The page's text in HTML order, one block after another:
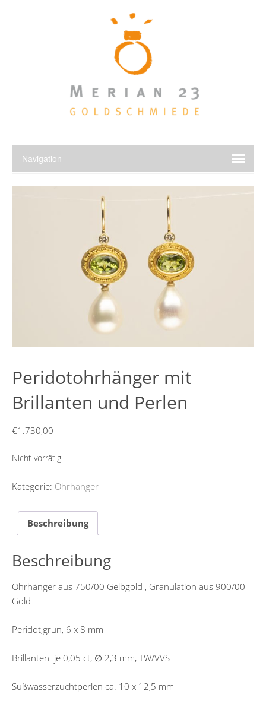
Peridotohrhänger mit
Brillanten und Perlen
€1.730,00
Nicht vorrätig
Kategorie: Ohrhänger
Beschreibung
Beschreibung
Ohrhänger aus 750/00 Gelbgold , Granulation aus 900/00
Gold
Peridot,grün, 6 x 8 mm
Brillanten je 0,05 ct, ∅ 2,3 mm, TW/VVS
Süßwasserzuchtperlen ca. 10 x 12,5 mm